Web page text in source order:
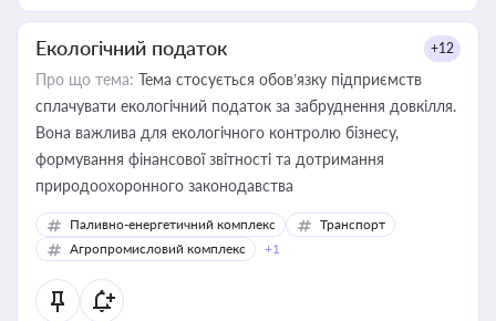
Екологічний податок +12
Про що тема: Тема стосується обов’язку підприємств
сплачувати екологічний податок за забруднення довкілля.
Вона важлива для екологічного контролю бізнесу,
формування фінансової звітності та дотримання
природоохоронного законодавства
Паливно-енергетичний комплекс
Транспорт
Агропромисловий комплекс
+1